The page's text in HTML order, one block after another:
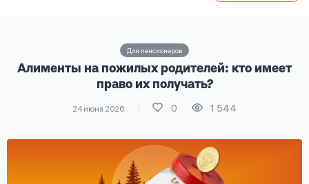
Для пенсионеров
Алименты на пожилых родителей: кто имеет
право их получать?
24 июня 2026 0 1 544
Наши с
займов
сайта,